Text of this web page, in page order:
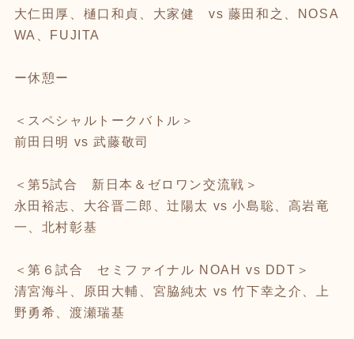
大仁田厚、樋口和貞、大家健 vs 藤田和之、NOSA
WA、FUJITA
ー休憩ー
＜スペシャルトークバトル＞
前田日明 vs 武藤敬司
＜第5試合 新日本＆ゼロワン交流戦＞
永田裕志、大谷晋二郎、辻陽太 vs 小島聡、高岩竜
一、北村彰基
＜第６試合 セミファイナル NOAH vs DDT＞
清宮海斗、原田大輔、宮脇純太 vs 竹下幸之介、上
野勇希、渡瀬瑞基